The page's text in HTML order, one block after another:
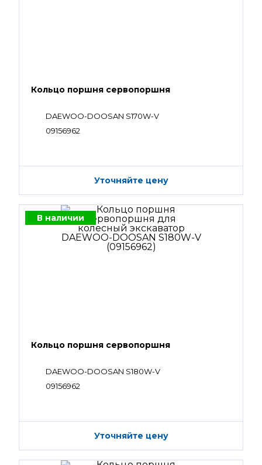
Кольцо поршня сервопоршня
DAEWOO-DOOSAN S170W-V
09156962
Уточняйте цену
В наличии
Кольцо поршня сервопоршня
DAEWOO-DOOSAN S180W-V
09156962
Уточняйте цену